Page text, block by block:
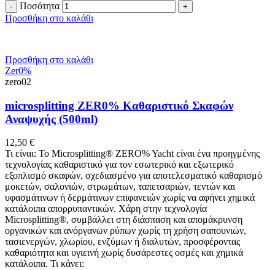
Ποσότητα
Προσθήκη στο καλάθι
Προσθήκη στο καλάθι
Zer0%
zero02
microsplitting ΖΕR0% Καθαριστικό Σκαφών
Αναψυχής (500ml)
12,50 €
Τι είναι: Το Microsplitting® ZERO% Yacht είναι ένα προηγμένης
τεχνολογίας καθαριστικό για τον εσωτερικό και εξωτερικό
εξοπλισμό σκαφών, σχεδιασμένο για αποτελεσματικό καθαρισμό
μοκετών, σαλονιών, στρωμάτων, ταπετσαριών, τεντών και
υφασμάτινων ή δερμάτινων επιφανειών χωρίς να αφήνει χημικά
κατάλοιπα απορρυπαντικών. Χάρη στην τεχνολογία
Microsplitting®, συμβάλλει στη διάσπαση και απομάκρυνση
οργανικών και ανόργανων ρύπων χωρίς τη χρήση σαπουνιών,
τασιενεργών, χλωρίου, ενζύμων ή διαλυτών, προσφέροντας
καθαριότητα και υγιεινή χωρίς δυσάρεστες οσμές και χημικά
κατάλοιπα. Τι κάνει: